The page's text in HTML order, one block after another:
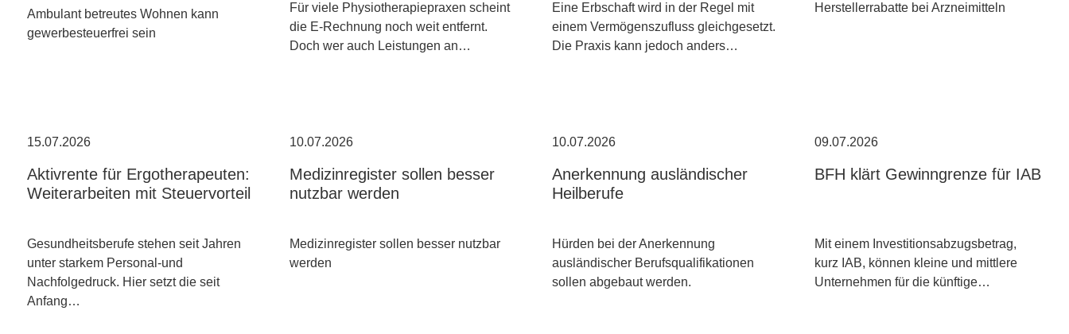
Ambulant betreutes Wohnen kann
gewerbesteuerfrei sein
Für viele Physiotherapiepraxen scheint
die E-Rechnung noch weit entfernt.
Doch wer auch Leistungen an…
Eine Erbschaft wird in der Regel mit
einem Vermögenszufluss gleichgesetzt.
Die Praxis kann jedoch anders…
Herstellerrabatte bei Arzneimitteln
15.07.2026
Aktivrente für Ergotherapeuten:
Weiterarbeiten mit Steuervorteil
Gesundheitsberufe stehen seit Jahren
unter starkem Personal-und
Nachfolgedruck. Hier setzt die seit
Anfang…
10.07.2026
Medizinregister sollen besser
nutzbar werden
Medizinregister sollen besser nutzbar
werden
10.07.2026
Anerkennung ausländischer
Heilberufe
Hürden bei der Anerkennung
ausländischer Berufsqualifikationen
sollen abgebaut werden.
09.07.2026
BFH klärt Gewinngrenze für IAB
Mit einem Investitionsabzugsbetrag,
kurz IAB, können kleine und mittlere
Unternehmen für die künftige…